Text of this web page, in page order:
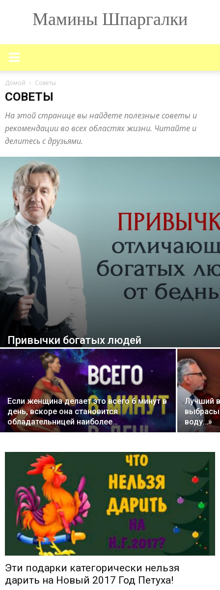
Мамины Шпаргалки
Домой Советы
СОВЕТЫ
На этой странице вы найдете полезные советы и
рекомендации во всех областях жизни. Читайте и
делитесь с друзьями.
Привычки богатых людей
Если женщина делает это всего 6 минут в
день, вскоре она становится
обладательницей наиболее…
Лучший
воду…»
Эти подарки категорически нельзя
дарить на Новый 2017 Год Петуха!